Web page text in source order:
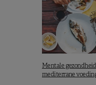
Mentale
mediterrane